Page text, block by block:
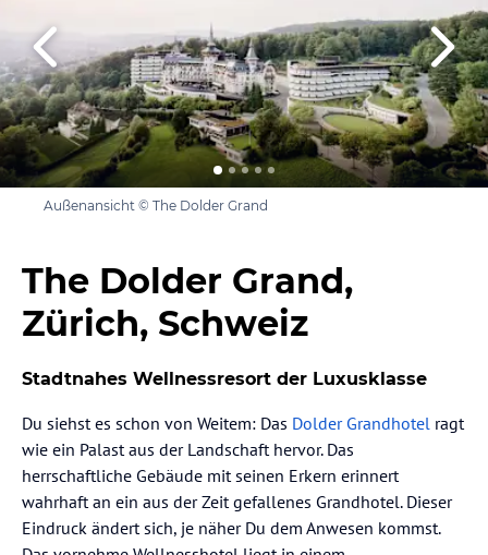
Außenansicht © The Dolder Grand
The Dolder Grand,
Zürich, Schweiz
Stadtnahes Wellnessresort der Luxusklasse
Du siehst es schon von Weitem: Das Dolder Grandhotel ragt
wie ein Palast aus der Landschaft hervor. Das
herrschaftliche Gebäude mit seinen Erkern erinnert
wahrhaft an ein aus der Zeit gefallenes Grandhotel. Dieser
Eindruck ändert sich, je näher Du dem Anwesen kommst.